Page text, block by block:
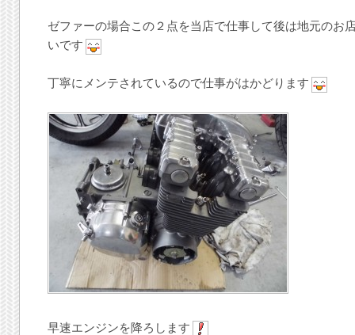
ゼファーの場合この２点を当店で仕事して後は地元のお
いです
丁寧にメンテされているので仕事がはかどります
早速エンジンを降ろします